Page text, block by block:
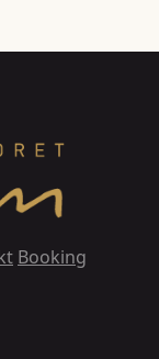
Booking